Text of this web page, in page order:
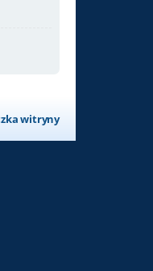
witryny